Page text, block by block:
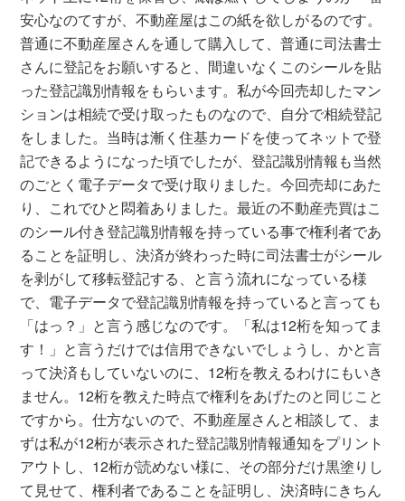
安心なのてすが、不動産屋はこの紙を欲しがるのです。
普通に不動産屋さんを通して購入して、普通に司法書士
さんに登記をお願いすると、間違いなくこのシールを貼
った登記識別情報をもらいます。私が今回売却したマン
ションは相続で受け取ったものなので、自分で相続登記
をしました。当時は漸く住基カードを使ってネットで登
記できるようになった頃でしたが、登記識別情報も当然
のごとく電子データで受け取りました。今回売却にあた
り、これでひと悶着ありました。最近の不動産売買はこ
のシール付き登記識別情報を持っている事で権利者であ
ることを証明し、決済が終わった時に司法書士がシール
を剥がして移転登記する、と言う流れになっている様
で、電子データで登記識別情報を持っていると言っても
「はっ？」と言う感じなのです。「私は12桁を知ってま
す！」と言うだけでは信用できないでしょうし、かと言
って決済もしていないのに、12桁を教えるわけにもいき
ません。12桁を教えた時点で権利をあげたのと同じこと
ですから。仕方ないので、不動産屋さんと相談して、ま
ずは私が12桁が表示された登記識別情報通知をプリント
アウトし、12桁が読めない様に、その部分だけ黒塗りし
て見せて、権利者であることを証明し、決済時にきちん